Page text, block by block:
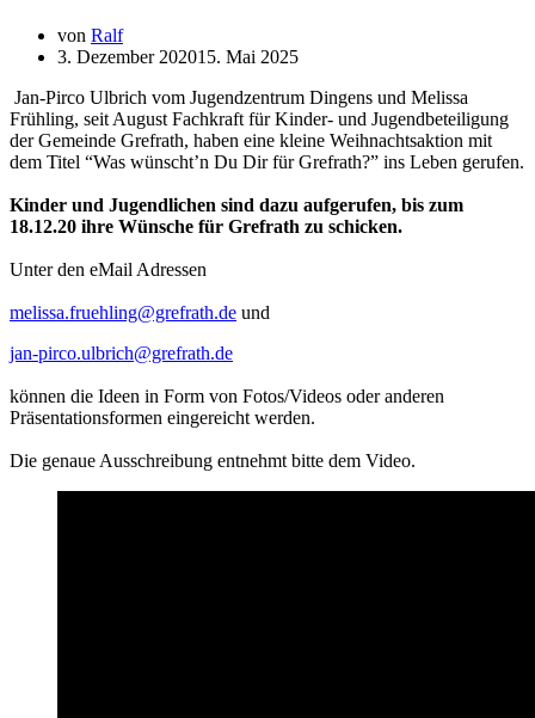
von Ralf
3. Dezember 202015. Mai 2025
Jan-Pirco Ulbrich vom Jugendzentrum Dingens und Melissa
Frühling, seit August Fachkraft für Kinder- und Jugendbeteiligung
der Gemeinde Grefrath, haben eine kleine Weihnachtsaktion mit
dem Titel “Was wünscht’n Du Dir für Grefrath?” ins Leben gerufen.
Kinder und Jugendlichen sind dazu aufgerufen, bis zum
18.12.20 ihre Wünsche für Grefrath zu schicken.
Unter den eMail Adressen
melissa.fruehling@grefrath.de und
jan-pirco.ulbrich@grefrath.de
können die Ideen in Form von Fotos/Videos oder anderen
Präsentationsformen eingereicht werden.
Die genaue Ausschreibung entnehmt bitte dem Video.